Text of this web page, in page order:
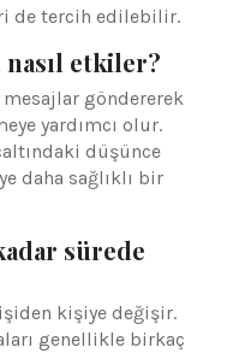
de tercih edilebilir.
etkiler?
göndererek
yardımcı olur.
düşünce
daha sağlıklı bir
sürede
kişiye değişir.
genellikle birkaç